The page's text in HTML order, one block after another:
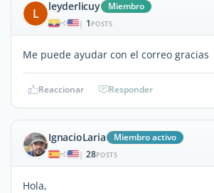
L leyderlicuy Miembro
| 1 POSTS
Me puede ayudar con el correo gracias
Reaccionar Responder
IgnacioLaria Miembro activo
| 28POSTS
Hola,